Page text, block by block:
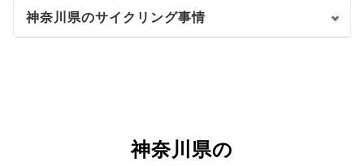
神奈川県のサイクリング事情
神奈川県の